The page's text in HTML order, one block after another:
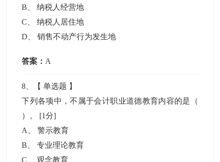
B 、纳税人经营地
C 、纳税人居住地
D 、销售不动产行为发生地
答案： A
8 、【单选题 】
下列各项中，不属于会计职业道德教育内容的是（
）。 [1分]
A
、警示教育
B 、专业理论教育
C 、观念教育